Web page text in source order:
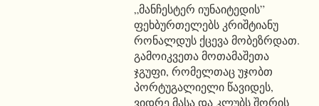
„მანჩესტერ იუნაიტედის”
ფეხბურთელებს კრიშტიანუ
რონალდუს ქცევა მობეზრდათ.
გამოიკვეთა მოთამაშეთა
ჯგუფი, რომელთაც უჯობთ
პორტუგალიელი წავიდეს,
ვიდრე მასა და კლუბს შორის